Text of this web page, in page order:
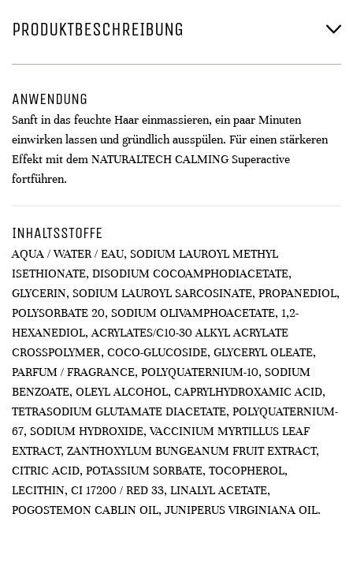
PRODUKTBESCHREIBUNG
ANWENDUNG
Sanft in das feuchte Haar einmassieren, ein paar Minuten
einwirken lassen und gründlich ausspülen. Für einen stärkeren
Effekt mit dem NATURALTECH CALMING Superactive
fortführen.
INHALTSSTOFFE
AQUA / WATER / EAU, SODIUM LAUROYL METHYL
ISETHIONATE, DISODIUM COCOAMPHODIACETATE,
GLYCERIN, SODIUM LAUROYL SARCOSINATE, PROPANEDIOL,
POLYSORBATE 20, SODIUM OLIVAMPHOACETATE, 1,2-
HEXANEDIOL, ACRYLATES/C10-30 ALKYL ACRYLATE
CROSSPOLYMER, COCO-GLUCOSIDE, GLYCERYL OLEATE,
PARFUM / FRAGRANCE, POLYQUATERNIUM-10, SODIUM
BENZOATE, OLEYL ALCOHOL, CAPRYLHYDROXAMIC ACID,
TETRASODIUM GLUTAMATE DIACETATE, POLYQUATERNIUM-
67, SODIUM HYDROXIDE, VACCINIUM MYRTILLUS LEAF
EXTRACT, ZANTHOXYLUM BUNGEANUM FRUIT EXTRACT,
CITRIC ACID, POTASSIUM SORBATE, TOCOPHEROL,
LECITHIN, CI 17200 / RED 33, LINALYL ACETATE,
POGOSTEMON CABLIN OIL, JUNIPERUS VIRGINIANA OIL.